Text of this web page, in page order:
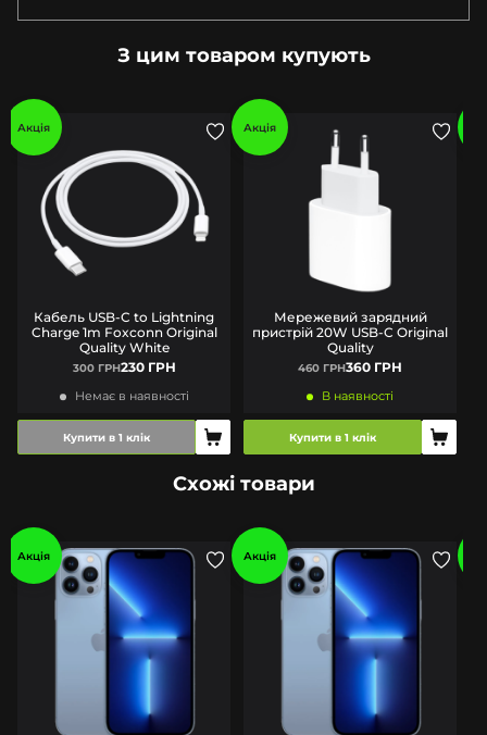
З цим товаром купують
Акція
Кабель USB-C to Lightning
Charge 1m Foxconn Original
Quality White
300 ГРН230 ГРН
Немає в наявності
Купити в 1 клік
Акція
Мережевий зарядний
пристрій 20W USB-C Original
Quality
460 ГРН360 ГРН
В наявності
Купити в 1 клік
Схожі товари
Акція Акція